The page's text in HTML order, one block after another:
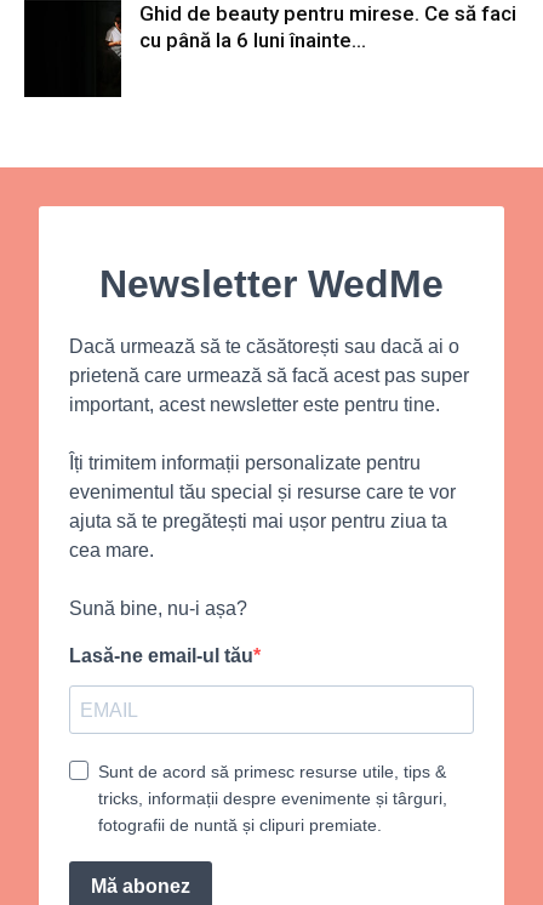
Ghid de beauty pentru mirese. Ce să faci
cu până la 6 luni înainte...
Newsletter WedMe
Dacă urmează să te căsătorești sau dacă ai o
prietenă care urmează să facă acest pas super
important, acest newsletter este pentru tine.
Îți trimitem informații personalizate pentru
evenimentul tău special și resurse care te vor
ajuta să te pregătești mai ușor pentru ziua ta
cea mare.
Sună bine, nu-i așa?
Lasă-ne email-ul tău
Sunt de acord să primesc resurse utile, tips &
tricks, informații despre evenimente și târguri,
fotografii de nuntă și clipuri premiate.
Mă abonez